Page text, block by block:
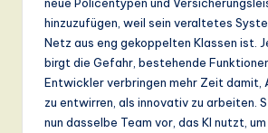
T
hinzuzufügen, weil sein veraltetes
Netz aus eng gekoppelten Klassen ist.
birgt die Gefahr, bestehende
Entwickler verbringen mehr Zeit damit,
zu entwirren, als innovativ zu arbeiten.
nun dasselbe Team vor, das KI nutzt,